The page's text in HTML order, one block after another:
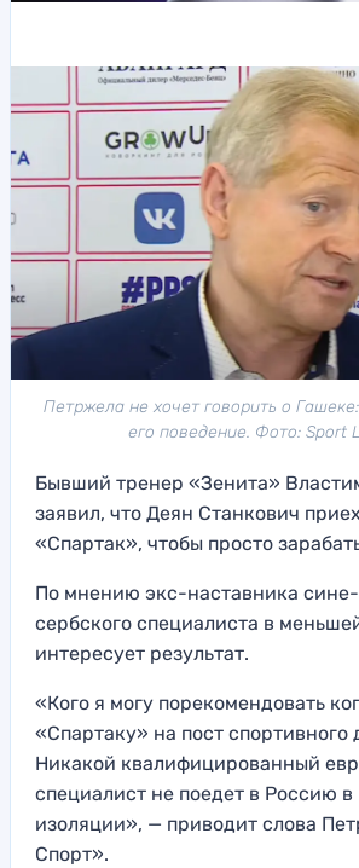
Петржела не хочет говорить о
его поведение. Фото: Sport
Бывший тренер «Зенита»
заявил, что Деян Станкович
«Спартак», чтобы просто
По мнению экс-наставника
сербского специалиста в
интересует результат.
«Кого я могу порекомендовать
«Спартаку» на пост спортивного
Никакой квалифицированный
специалист не поедет в Россию в
изоляции», — приводит слова
Спорт».